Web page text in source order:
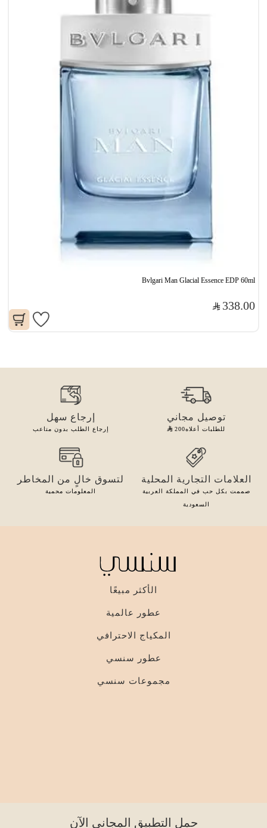
Bvlgari Man Glacial Essence EDP 60ml
338.00
توصيل مجاني
للطلبات أعلاه200
إرجاع سهل
إرجاع الطلب بدون متاعب
العلامات التجارية المحلية
صممت بكل حب في المملكة العربية
السعودية
لتسوق خالٍ من المخاطر
المعلومات محمية
الأكثر مبيعًا
عطور عالمية
المكياج الاحترافي
عطور سنسي
مجموعات سنسي
حمل التطبيق المجاني الآن